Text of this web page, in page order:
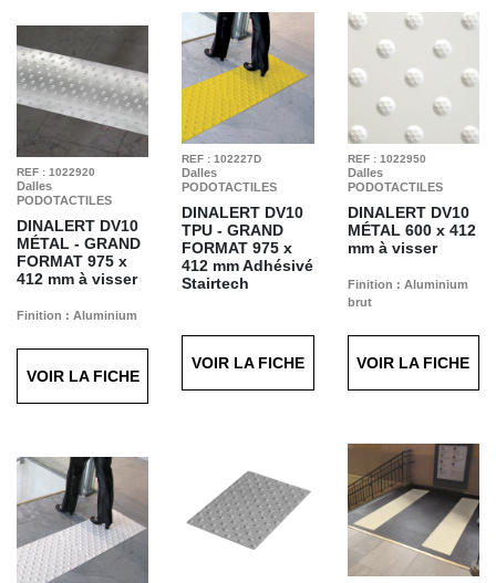
REF : 102227D
Dalles
PODOTACTILES
DINALERT DV10
TPU - GRAND
FORMAT 975 x
412 mm Adhésivé
Stairtech
VOIR LA FICHE
REF : 1022950
Dalles
PODOTACTILES
DINALERT DV10
MÉTAL 600 x 412
mm à visser
Finition : Aluminium
brut
VOIR LA FICHE
REF : 1022920
Dalles
PODOTACTILES
DINALERT DV10
MÉTAL - GRAND
FORMAT 975 x
412 mm à visser
Finition : Aluminium
VOIR LA FICHE